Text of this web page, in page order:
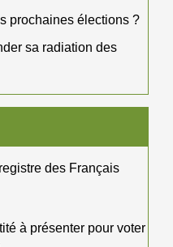
prochaines élections ?
sa radiation des
des Français
à présenter pour voter